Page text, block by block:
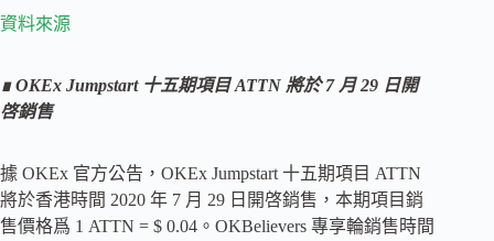
資料來源
∎ OKEx Jumpstart 十五期項目 ATTN 將於 7 月 29 日開
啓銷售
據 OKEx 官方公告，OKEx Jumpstart 十五期項目 ATTN
將於香港時間 2020 年 7 月 29 日開啓銷售，本期項目銷
售價格爲 1 ATTN = $ 0.04。OKBelievers 專享輪銷售時間